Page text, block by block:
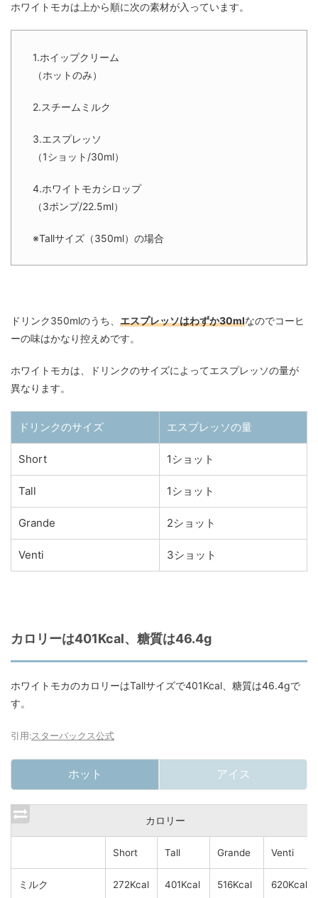
ホワイトモカは上から順に次の素材が入っています。
1.ホイップクリーム
（ホットのみ）
2.スチームミルク
3.エスプレッソ
（1ショット/30ml）
4.ホワイトモカシロップ
（3ポンプ/22.5ml）
※Tallサイズ（350ml）の場合
ドリンク350mlのうち、 エスプレッソはわずか30mlなのでコーヒ
ーの味はかなり控えめです。
ホワイトモカは、ドリンクのサイズによってエスプレッソの量が
異なります。
ドリンクのサイズ エスプレッソの量
Short 1ショット
Tall 1ショット
Grande 2ショット
Venti 3ショット
カロリーは401Kcal、糖質は46.4g
ホワイトモカのカロリーはTallサイズで401Kcal、糖質は46.4gで
す。
引用:スターバックス公式
ホット アイス
カロリー
Short Tall Grande Venti
ミルク 272Kcal 401Kcal 516Kcal 620Kcal